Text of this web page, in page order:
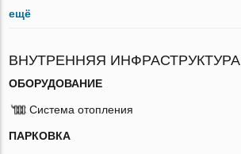
ещё
ВНУТРЕННЯЯ ИНФРАСТРУКТУРА
ОБОРУДОВАНИЕ
Система отопления
ПАРКОВКА